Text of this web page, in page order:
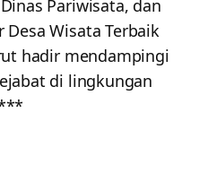
Pariwisata, dan
Desa Wisata Terbaik
hadir mendampingi
di lingkungan